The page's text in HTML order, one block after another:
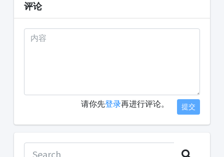
评论
请你先登录再进行评论。 提交